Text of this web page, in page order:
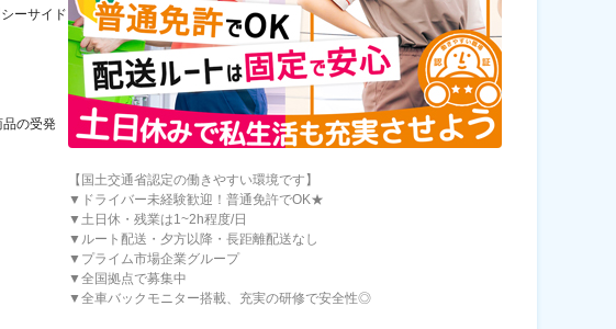
ーサイド
の受発
【国土交通省認定の働きやすい環境です】
▼ドライバー未経験歓迎！普通免許でOK★
▼土日休・残業は1~2h程度/日
▼ルート配送・夕方以降・長距離配送なし
▼プライム市場企業グループ
▼全国拠点で募集中
▼全車バックモニター搭載、充実の研修で安全性◎